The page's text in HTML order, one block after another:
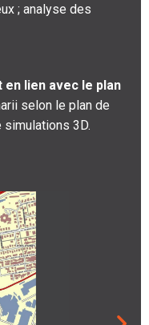
; analyse des
en lien avec le plan
selon le plan de
3D.